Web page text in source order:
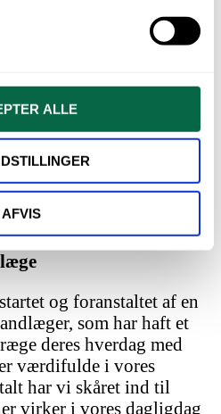
ALLE
AFVIS
og foranstaltet af en
som har haft et
deres hverdag med
værdifulde i vores
har vi skåret ind til
virker i vores dagligdag